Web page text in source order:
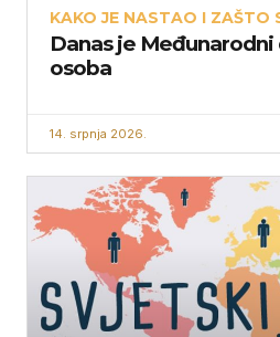
KAKO JE NASTAO I ZAŠTO
Danas je
osoba
14. srpnja 2026.